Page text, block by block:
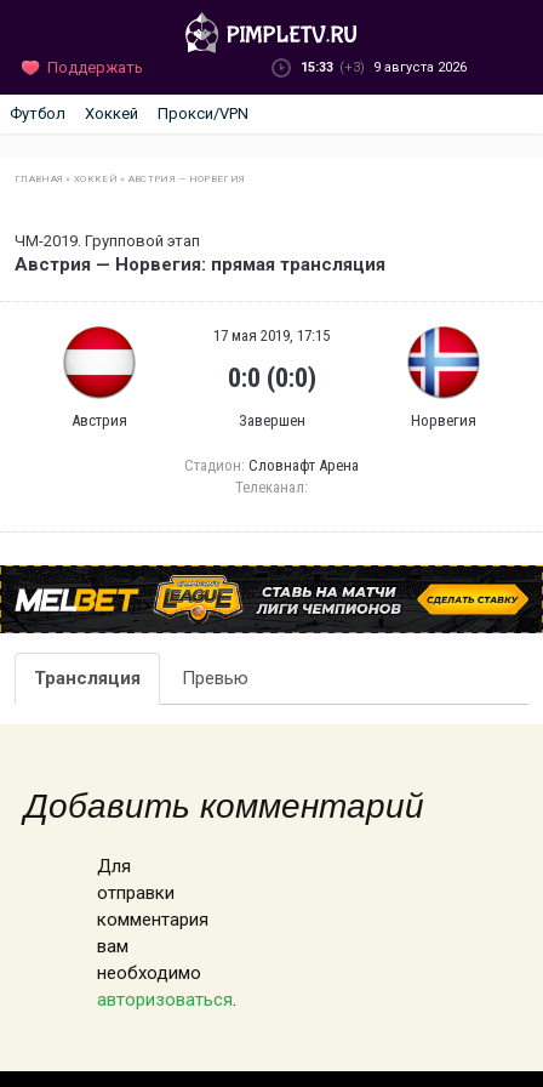
Поддержать 15:33 (+3) 9 августа 2026
Футбол Хоккей Прокси/VPN
ГЛАВНАЯ »ХОККЕЙ » АВСТРИЯ — НОРВЕГИЯ
ЧМ-2019. Групповой этап
Австрия — Норвегия: прямая трансляция
Австрия
17 мая 2019, 17:15
0:0 (0:0)
Завершен Норвегия
Стадион: Словнафт Арена
Телеканал:
Трансляция Превью
Добавить комментарий
Для
отправки
комментария
вам
необходимо
авторизоваться.